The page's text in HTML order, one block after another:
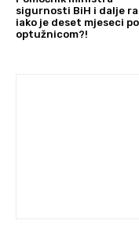
sigurnosti BiH i dalje
iako je deset mjeseci
optužnicom?!